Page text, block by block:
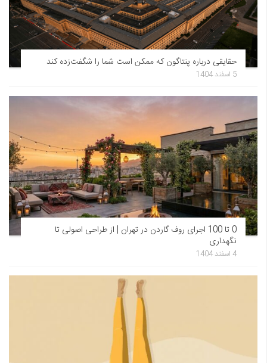
حقایقی درباره پنتاگون که ممکن است شما را شگفت‌زده کند
5 اسفند 1404
0 تا 100 اجرای روف گاردن در تهران | از طراحی اصولی تا
نگهداری
4 اسفند 1404